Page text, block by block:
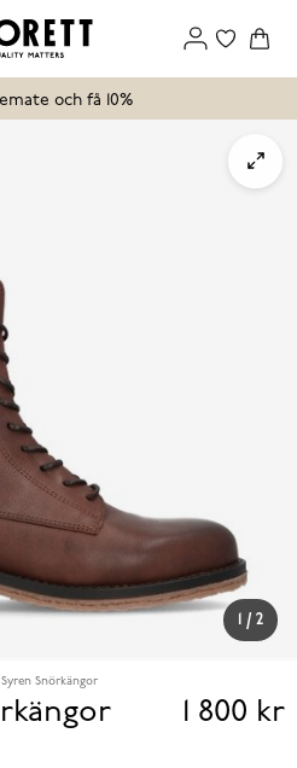
och få 10%
/ 2
Syren Snörkängor
Pris
1 800 kr